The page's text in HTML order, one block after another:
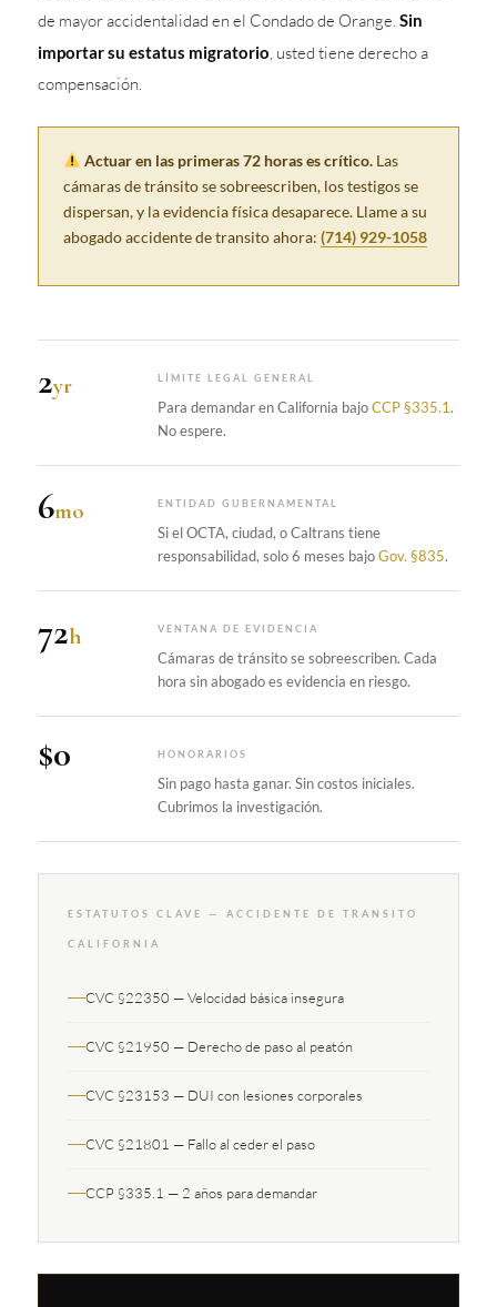
de mayor accidentalidad en el Condado de Orange. Sin
importar su estatus migratorio, usted tiene derecho a
compensación.
Actuar en las primeras 72 horas es crítico.Las
cámaras de tránsito se sobreescriben, los testigos se
dispersan, y la evidencia física desaparece. Llame a su
abogado accidente de transito ahora: (714) 929-1058
2yr LÍMITE LEGAL GENERAL
Para demandar en California bajoCCP §335.1.
No espere.
6mo ENTIDAD GUBERNAMENTAL
Si el OCTA, ciudad, o Caltrans tiene
responsabilidad, solo 6 meses bajoGov. §835.
72h VENTANA DE EVIDENCIA
Cámaras de tránsito se sobreescriben. Cada
hora sin abogado es evidencia en riesgo.
$0 HONORARIOS
Sin pago hasta ganar. Sin costos iniciales.
Cubrimos la investigación.
ESTATUTOS CLAVE — ACCIDENTE DE TRANSITO
CALIFORNIA
CVC §22350 — Velocidad básica insegura
CVC §21950 — Derecho de paso al peatón
CVC §23153 — DUI con lesiones corporales
CVC §21801 — Fallo al ceder el paso
CCP §335.1 — 2 años para demandar